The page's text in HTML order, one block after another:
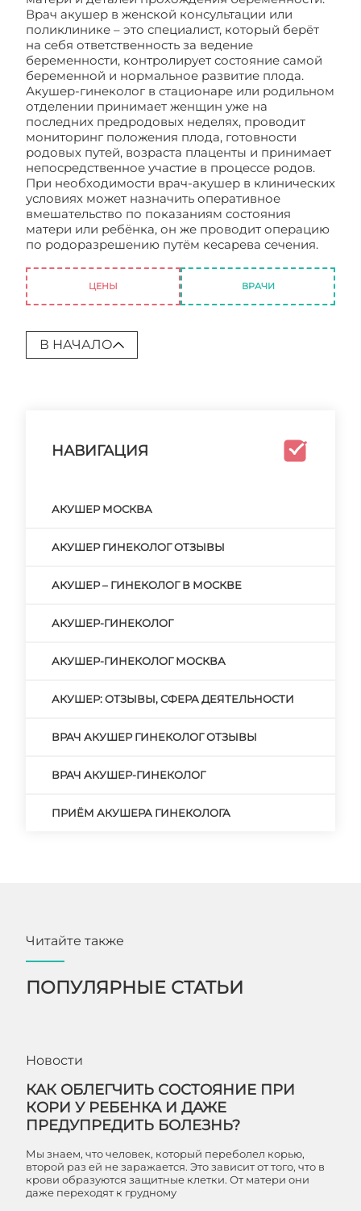
Врач акушер в женской консультации или
поликлинике – это специалист, который берёт
на себя ответственность за ведение
беременности, контролирует состояние самой
беременной и нормальное развитие плода.
Акушер-гинеколог в стационаре или родильном
отделении принимает женщин уже на
последних предродовых неделях, проводит
мониторинг положения плода, готовности
родовых путей, возраста плаценты и принимает
непосредственное участие в процессе родов.
При необходимости врач-акушер в клинических
условиях может назначить оперативное
вмешательство по показаниям состояния
матери или ребёнка, он же проводит операцию
по родоразрешению путём кесарева сечения.
ЦЕНЫ ВРАЧИ
В НАЧАЛО
НАВИГАЦИЯ
АКУШЕР МОСКВА
АКУШЕР ГИНЕКОЛОГ ОТЗЫВЫ
АКУШЕР – ГИНЕКОЛОГ В МОСКВЕ
АКУШЕР-ГИНЕКОЛОГ
АКУШЕР-ГИНЕКОЛОГ МОСКВА
АКУШЕР: ОТЗЫВЫ, СФЕРА ДЕЯТЕЛЬНОСТИ
ВРАЧ АКУШЕР ГИНЕКОЛОГ ОТЗЫВЫ
ВРАЧ АКУШЕР-ГИНЕКОЛОГ
ПРИЁМ АКУШЕРА ГИНЕКОЛОГА
Читайте также
ПОПУЛЯРНЫЕ СТАТЬИ
Новости
КАК ОБЛЕГЧИТЬ СОСТОЯНИЕ ПРИ
КОРИ У РЕБЕНКА И ДАЖЕ
ПРЕДУПРЕДИТЬ БОЛЕЗНЬ?
Мы знаем, что человек, который переболел корью,
второй раз ей не заражается. Это зависит от того, что в
крови образуются защитные клетки. От матери они
даже переходят к грудному